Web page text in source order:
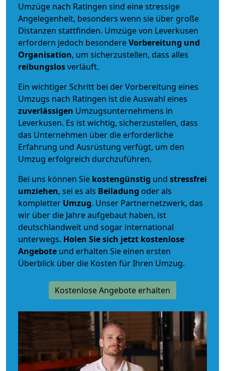
Umzüge nach Ratingen sind eine stressige
Angelegenheit, besonders wenn sie über große
Distanzen stattfinden. Umzüge von Leverkusen
erfordern jedoch besondereVorbereitung und
Organisation, um sicherzustellen, dass alles
reibungslosverläuft.
Ein wichtiger Schritt bei der Vorbereitung eines
Umzugs nach Ratingen ist die Auswahl eines
zuverlässigen Umzugsunternehmens in
Leverkusen. Es ist wichtig, sicherzustellen, dass
das Unternehmen über die erforderliche
Erfahrung und Ausrüstung verfügt, um den
Umzug erfolgreich durchzuführen.
Bei uns können Sie kostengünstig und stressfrei
umziehen, sei es als Beiladung oder als
kompletter Umzug. Unser Partnernetzwerk, das
wir über die Jahre aufgebaut haben, ist
deutschlandweit und sogar international
unterwegs. Holen Sie sich jetzt kostenlose
Angebote und erhalten Sie einen ersten
Überblick über die Kosten für Ihren Umzug.
Kostenlose Angebote erhalten